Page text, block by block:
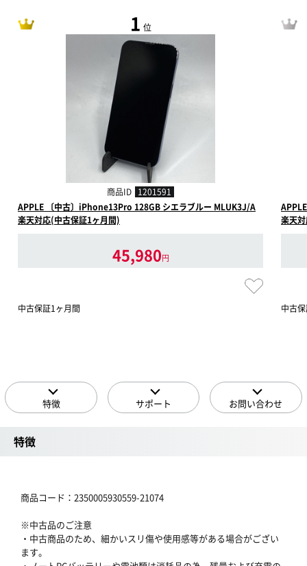
1 位
商品ID 1201591
APPLE 〔中古〕iPhone13Pro 128GB シエラブルー MLUK3J/A
楽天対応(中古保証1ヶ月間)
45,980円
中古保証1ヶ月間
楽天
中古
特徴 サポート お問い合わせ
特徴
商品コード：2350005930559-21074
※中古品のご注意
・中古商品のため、細かいスリ傷や使用感等がある場合がござい
ます。